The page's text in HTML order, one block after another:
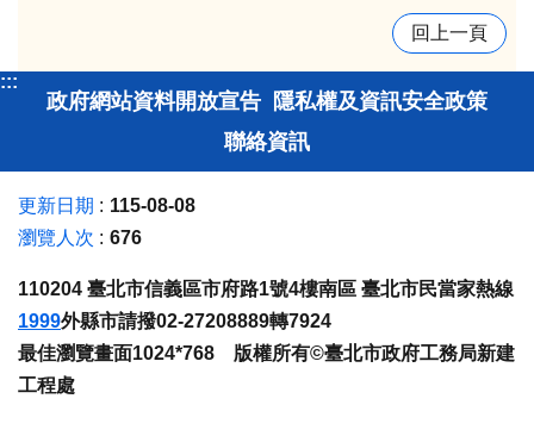
回上一頁
:::
政府網站資料開放宣告 隱私權及資訊安全政策
聯絡資訊
更新日期
115-08-08
瀏覽人次
676
110204 臺北市信義區市府路1號4樓南區 臺北市民當家熱線
1999外縣市請撥02-27208889轉7924
最佳瀏覽畫面1024*768 版權所有©臺北市政府工務局新建
工程處